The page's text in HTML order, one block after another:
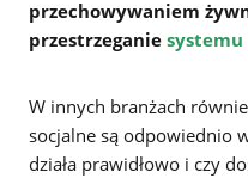
przechowywaniem
przestrzeganie systemu
W innych branżach
socjalne są odpowiednio
działa prawidłowo i czy